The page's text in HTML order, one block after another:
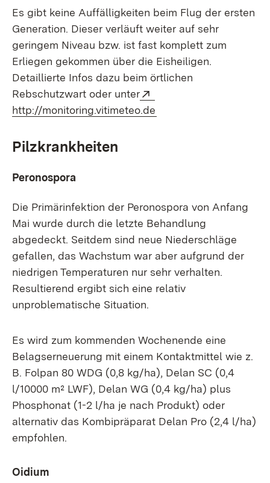
Es gibt keine Auffälligkeiten beim Flug der ersten
Generation. Dieser verläuft weiter auf sehr
geringem Niveau bzw. ist fast komplett zum
Erliegen gekommen über die Eisheiligen.
Detaillierte Infos dazu beim örtlichen
Rebschutzwart oder unter
http://monitoring.vitimeteo.de
Pilzkrankheiten
Peronospora
Die Primärinfektion der Peronospora von Anfang
Mai wurde durch die letzte Behandlung
abgedeckt. Seitdem sind neue Niederschläge
gefallen, das Wachstum war aber aufgrund der
niedrigen Temperaturen nur sehr verhalten.
Resultierend ergibt sich eine relativ
unproblematische Situation.
Es wird zum kommenden Wochenende eine
Belagserneuerung mit einem Kontaktmittel wie z.
B. Folpan 80 WDG (0,8 kg/ha), Delan SC (0,4
l/10000 m² LWF), Delan WG (0,4 kg/ha) plus
Phosphonat (1-2 l/ha je nach Produkt) oder
alternativ das Kombipräparat Delan Pro (2,4 l/ha)
empfohlen.
Oidium